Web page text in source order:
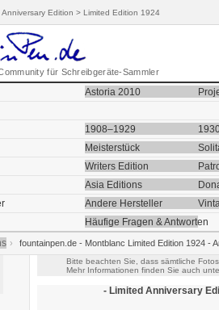
Anniversary Edition > Limited Edition 1924
für Schreibgeräte-Sammler
Astoria 2010
1908–1929
Meisterstück
Writers Edition
Asia Editions
Andere Hersteller
Häufige Fragen & Antworten
› fountainpen.de - Montblanc Limited Edition 1924 -
Bitte beachten Sie, dass sämtliche
Mehr Informationen finden Sie auch
- Limited Anniversary